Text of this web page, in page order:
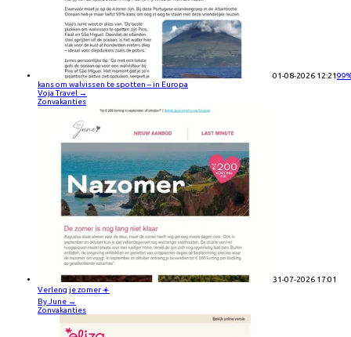
01-08-2026 12:21
kans om walvissen te spotten – in Europa
Voja Travel →
Zonvakanties
31-07-2026 17:01
Verleng je zomer ☀️
By June →
Zonvakanties